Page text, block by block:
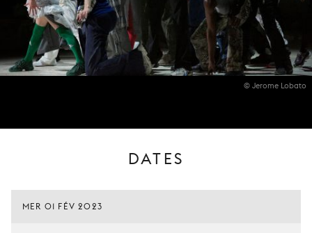
© Jerome Lobato
DATES
MER 01 FÉV 2023